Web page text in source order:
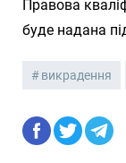
Правова
буде надана
викрадення